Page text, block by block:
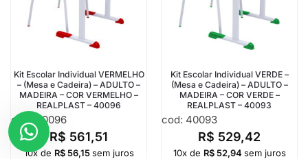
Kit Escolar Individual VERMELHO
– (Mesa e Cadeira) – ADULTO –
MADEIRA – COR VERMELHO –
REALPLAST – 40096
cod: 40096
R$ 561,51
10x de R$56,15 sem juros
Kit Escolar Individual VERDE –
(Mesa e Cadeira) – ADULTO –
MADEIRA – COR VERDE –
REALPLAST – 40093
cod: 40093
R$ 529,42
10x de R$52,94 sem juros